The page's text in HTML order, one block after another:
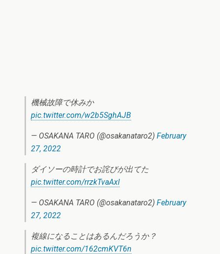
機械故障で休みか
pic.twitter.com/w2b5SghAJB
— OSAKANA TARO (@osakanataro2) February
27, 2022
ダイソーの時計でお詫びが出てた
pic.twitter.com/rrzkTvaAxl
— OSAKANA TARO (@osakanataro2) February
27, 2022
複線になることはあるんだろうか？
pic.twitter.com/162cmKVT6n